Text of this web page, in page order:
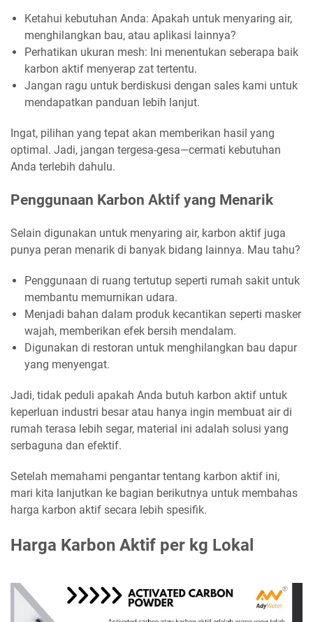
Ketahui kebutuhan Anda: Apakah untuk menyaring air,
menghilangkan bau, atau aplikasi lainnya?
Perhatikan ukuran mesh: Ini menentukan seberapa baik
karbon aktif menyerap zat tertentu.
Jangan ragu untuk berdiskusi dengan sales kami untuk
mendapatkan panduan lebih lanjut.
Ingat, pilihan yang tepat akan memberikan hasil yang
optimal. Jadi, jangan tergesa-gesa—cermati kebutuhan
Anda terlebih dahulu.
Penggunaan Karbon Aktif yang Menarik
Selain digunakan untuk menyaring air, karbon aktif juga
punya peran menarik di banyak bidang lainnya. Mau tahu?
Penggunaan di ruang tertutup seperti rumah sakit untuk
membantu memurnikan udara.
Menjadi bahan dalam produk kecantikan seperti masker
wajah, memberikan efek bersih mendalam.
Digunakan di restoran untuk menghilangkan bau dapur
yang menyengat.
Jadi, tidak peduli apakah Anda butuh karbon aktif untuk
keperluan industri besar atau hanya ingin membuat air di
rumah terasa lebih segar, material ini adalah solusi yang
serbaguna dan efektif.
Setelah memahami pengantar tentang karbon aktif ini,
mari kita lanjutkan ke bagian berikutnya untuk membahas
harga karbon aktif secara lebih spesifik.
Harga Karbon Aktif per kg Lokal